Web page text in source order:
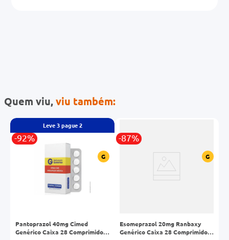
Quem viu,viu também:
Leve3pague2
-92%
G
Pantoprazol 40mg Cimed
Genérico Caixa 28 Comprimidos
-87%
G
Esomeprazol 20mg Ranbaxy
Genérico Caixa 28 Comprimidos